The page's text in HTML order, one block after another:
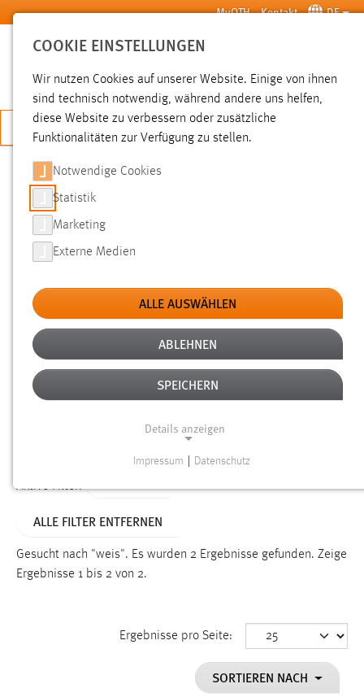
Zum Hauptinhalt springen MyOTH Kontakt DE
SUCHE
JETZT BEWERBEN
SUCHE
FILTER
Typ
Erstellungsdatum
Alter
Aktive Filter:
ALLE FILTER ENTFERNEN
Gesucht nach "weis". Es wurden 2 Ergebnisse gefunden. Zeige
Ergebnisse 1 bis 2 von 2.
Ergebnisse pro Seite:
SORTIEREN NACH
COOKIE EINSTELLUNGEN
Wir nutzen Cookies auf unserer Website. Einige von ihnen
sind technisch notwendig, während andere uns helfen,
diese Website zu verbessern oder zusätzliche
Funktionalitäten zur Verfügung zu stellen.
Notwendige Cookies
Statistik
Marketing
Externe Medien
ALLE AUSWÄHLEN
ABLEHNEN
SPEICHERN
Details anzeigen
Funktionen und sind für die einwandfreie Funktion der
Einverständnis
cookie_consent
Dieser Cookie speichert die ausgewählten Einverständnis-
Impressum Datenschutz